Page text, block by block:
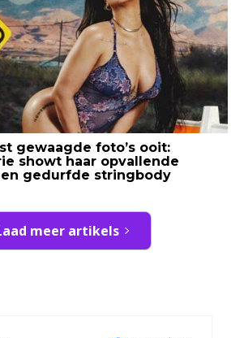
gewaagde foto’s ooit:
showt haar opvallende
gedurfde stringbody
meer artikels